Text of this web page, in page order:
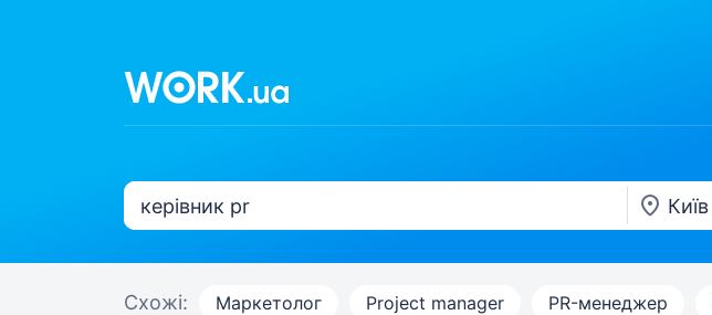
Схожі: Маркетолог Project manager PR-менеджер